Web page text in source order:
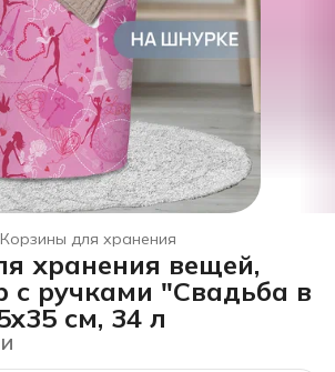
Корзины для хранения
дома
хранения вещей,
с ручками "Свадьба в
см, 34 л